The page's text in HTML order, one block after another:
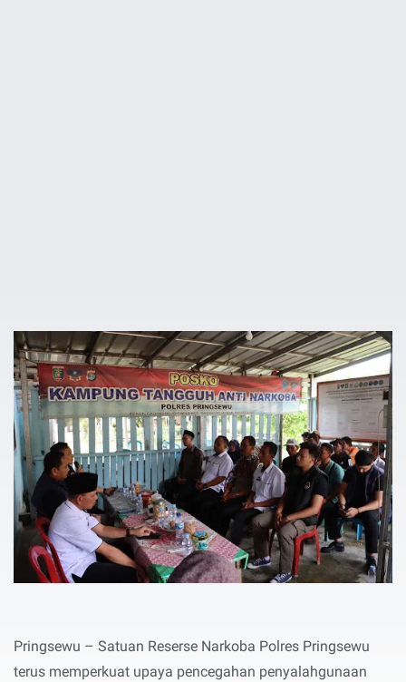
Pringsewu – Satuan Reserse Narkoba Polres Pringsewu
terus memperkuat upaya pencegahan penyalahgunaan